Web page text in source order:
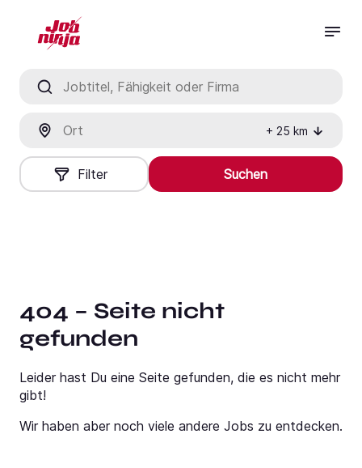
+ 25 km
Filter Suchen
404 – Seite nicht
gefunden
Leider hast Du eine Seite gefunden, die es nicht mehr
gibt!
Wir haben aber noch viele andere Jobs zu entdecken.